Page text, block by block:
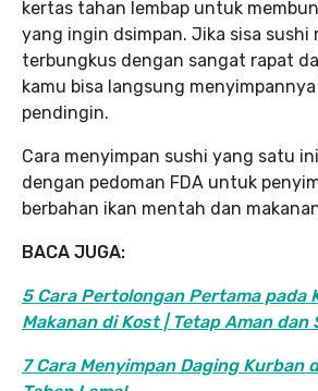
kertas tahan lembap untuk
yang ingin dsimpan. Jika sisa sushi
terbungkus dengan sangat rapat
kamu bisa langsung
pendingin.
Cara menyimpan sushi yang satu
dengan pedoman FDA untuk
berbahan ikan mentah dan
BACA JUGA:
5 Cara Pertolongan Pertama pada
Makanan di Kost | Tetap Aman dan
7 Cara Menyimpan Daging Kurban